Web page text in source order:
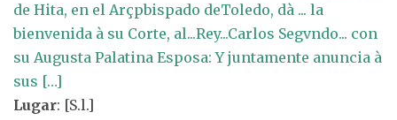
de Hita, en el Arçpbispado deToledo, dà ... la
bienvenida à su Corte, al...Rey...Carlos Segvndo... con
su Augusta Palatina Esposa: Y juntamente anuncia à
sus […]
Lugar: [S.l.]